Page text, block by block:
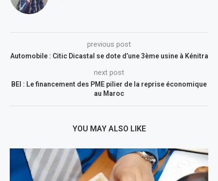
previous post
Automobile : Citic Dicastal se dote d’une 3ème usine à Kénitra
next post
BEI : Le financement des PME pilier de la reprise économique
au Maroc
YOU MAY ALSO LIKE